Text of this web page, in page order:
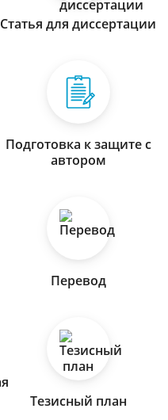
Статья для диссертации
Подготовка к защите с
автором
Перевод
Тезисный план